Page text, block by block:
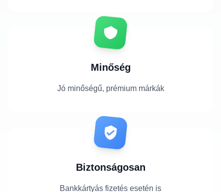
Minőség
Jó minőségű, prémium márkák
Biztonságosan
Bankkártyás fizetés esetén is